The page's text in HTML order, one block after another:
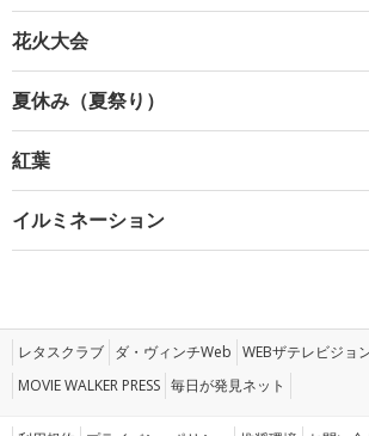
花火大会
夏休み（夏祭り）
紅葉
イルミネーション
レタスクラブ ダ・ヴィンチWeb WEBザテレビジョ
MOVIE WALKER PRESS 毎日が発見ネット